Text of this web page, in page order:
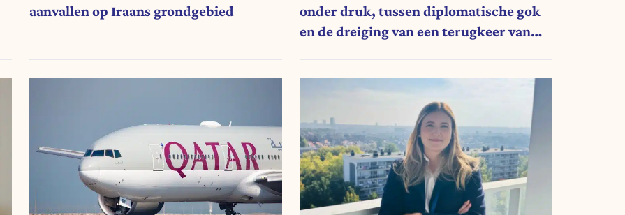
aanvallen op Iraans grondgebied
onder druk, tussen diplomatische gok
en de dreiging van een terugkeer van